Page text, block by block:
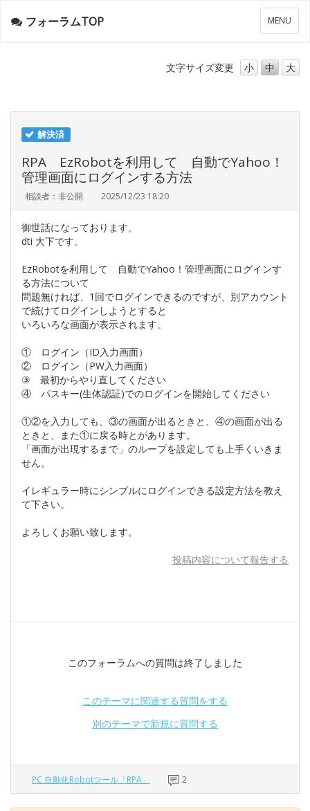
メ
ニ
ー
MENU
フォーラムTOP
文字サイズ変更 小 中 大
解決済
RPA EzRobotを利用して 自動でYahoo！
管理画面にログインする方法
相談者：非公開 2025/12/23 18:20
御世話になっております。
dti 大下です。
EzRobotを利用して 自動でYahoo！管理画面にログインす
る方法について
問題無ければ、1回でログインできるのですが、別アカウント
で続けてログインしようとすると
いろいろな画面が表示されます。
① ログイン（ID入力画面）
② ログイン（PW入力画面）
③ 最初からやり直してください
④ パスキー(生体認証)でのログインを開始してください
①②を入力しても、③の画面が出るときと、④の画面が出る
ときと、また①に戻る時とがあります。
「画面が出現するまで」のループを設定しても上手くいきま
せん。
イレギュラー時にシンプルにログインできる設定方法を教え
て下さい。
よろしくお願い致します。
投稿内容について報告する
このフォーラムへの質問は終了しました
このテーマに関連する質問をする
別のテーマで新規に質問する
PC 自動化Robotツール「RPA」 2